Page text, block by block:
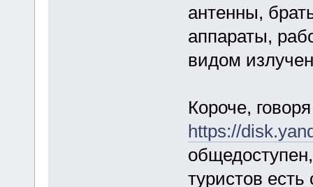
антенны,
аппараты,
видом
Короче,
https://
туристов